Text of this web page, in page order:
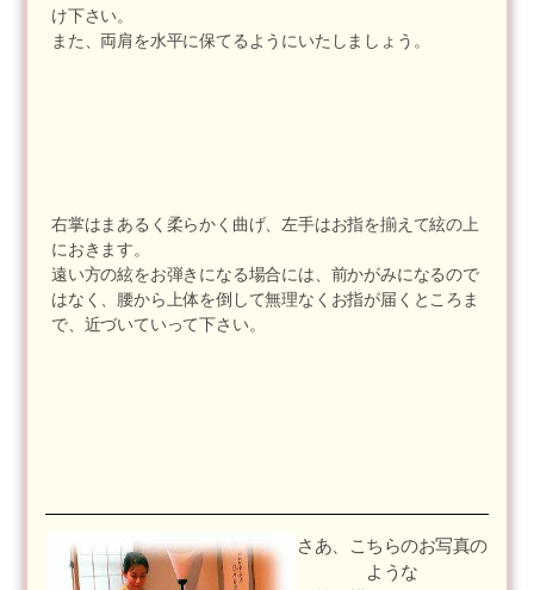
け下さい。
また、両肩を水平に保てるようにいたしましょう。
右掌はまあるく柔らかく曲げ、左手はお指を揃えて絃の上
におきます。
遠い方の絃をお弾きになる場合には、前かがみになるので
はなく、腰から上体を倒して無理なくお指が届くところま
で、近づいていって下さい。
さあ、こちらのお写真の
ような